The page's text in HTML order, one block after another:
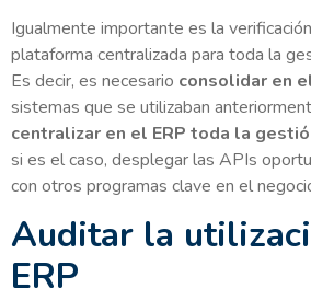
Igualmente importante es la
plataforma centralizada para toda la
Es decir, es necesario consolidar en
sistemas que se utilizaban
centralizar en el ERP toda la
si es el caso, desplegar las APIs
con otros programas clave en el
Auditar la
ERP